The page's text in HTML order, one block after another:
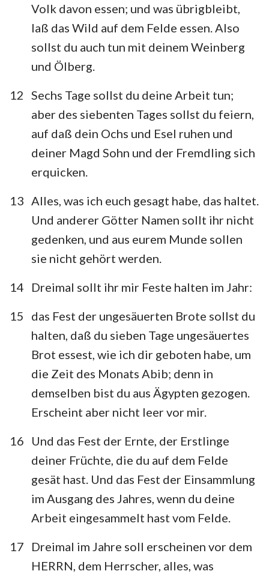
Volk davon essen; und was übrigbleibt,
laß das Wild auf dem Felde essen. Also
sollst du auch tun mit deinem Weinberg
und Ölberg.
12 Sechs Tage sollst du deine Arbeit tun;
aber des siebenten Tages sollst du feiern,
auf daß dein Ochs und Esel ruhen und
deiner Magd Sohn und der Fremdling sich
erquicken.
13 Alles, was ich euch gesagt habe, das haltet.
Und anderer Götter Namen sollt ihr nicht
gedenken, und aus eurem Munde sollen
sie nicht gehört werden.
14
Dreimal sollt ihr mir Feste halten im Jahr:
15
das Fest der ungesäuerten Brote sollst du
halten, daß du sieben Tage ungesäuertes
Brot essest, wie ich dir geboten habe, um
die Zeit des Monats Abib; denn in
demselben bist du aus Ägypten gezogen.
Erscheint aber nicht leer vor mir.
16
Und das Fest der Ernte, der Erstlinge
deiner Früchte, die du auf dem Felde
gesät hast. Und das Fest der Einsammlung
im Ausgang des Jahres, wenn du deine
Arbeit eingesammelt hast vom Felde.
17
Dreimal im Jahre soll erscheinen vor dem
HERRN, dem Herrscher, alles, was